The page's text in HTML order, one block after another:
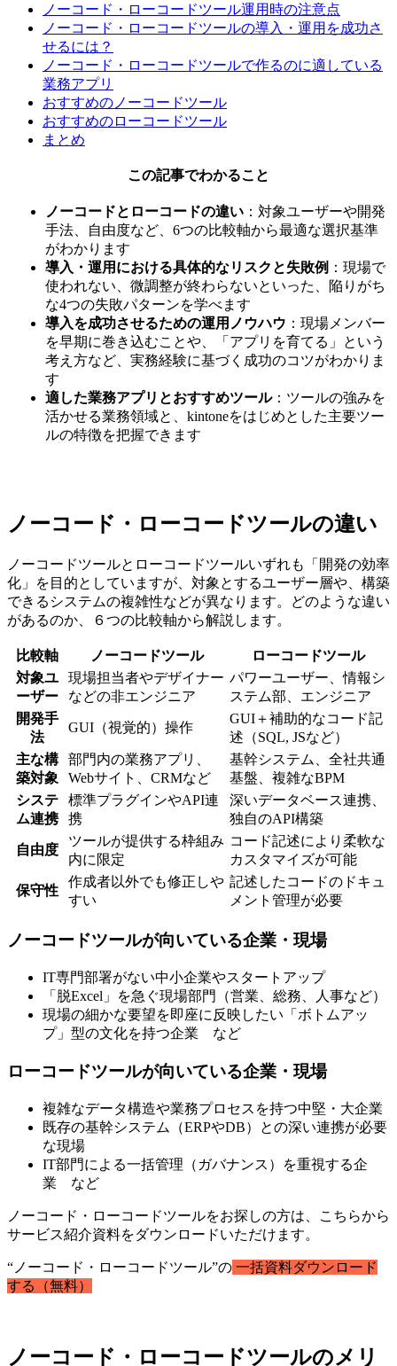
ノーコード・ローコードツール運用時の注意点
ノーコード・ローコードツールの導入・運用を成功さ
せるには？
ノーコード・ローコードツールで作るのに適している
業務アプリ
おすすめのノーコードツール
おすすめのローコードツール
まとめ
この記事でわかること
ノーコードとローコードの違い ：対象ユーザーや開発
手法、自由度など、6つの比較軸から最適な選択基準
がわかります
導入・運用における具体的なリスクと失敗例 ：現場で
使われない、微調整が終わらないといった、陥りがち
な4つの失敗パターンを学べます
導入を成功させるための運用ノウハウ ：現場メンバー
を早期に巻き込むことや、「アプリを育てる」という
考え方など、実務経験に基づく成功のコツがわかりま
す
適した業務アプリとおすすめツール：ツールの強みを
活かせる業務領域と、kintoneをはじめとした主要ツー
ルの特徴を把握できます
ノーコード・ローコードツールの違い
ノーコードツールとローコードツールいずれも「開発の効率
化」を目的としていますが、対象とするユーザー層や、構築
できるシステムの複雑性などが異なります。どのような違い
があるのか、６つの比較軸から解説します。
比較軸 ノーコードツール
ローコードツール
対象ユ
ーザー
現場担当者やデザイナー
などの非エンジニア
パワーユーザー、情報シ
ステム部、エンジニア
開発手
法
GUI（視覚的）操作
GUI＋補助的なコード記
述（SQL, JSなど）
主な構
築対象
部門内の業務アプリ、
Webサイト、CRMなど
基幹システム、全社共通
基盤、複雑なBPM
システ
ム連携
標準プラグインやAPI連
携
深いデータベース連携、
独自のAPI構築
自由度
ツールが提供する枠組み
内に限定
コード記述により柔軟な
カスタマイズが可能
保守性
作成者以外でも修正しや
すい
記述したコードのドキュ
メント管理が必要
ノーコードツールが向いている企業・現場
IT専門部署がない中小企業やスタートアップ
「脱Excel」を急ぐ現場部門（営業、総務、人事など）
現場の細かな要望を即座に反映したい「ボトムアッ
プ」型の文化を持つ企業 など
ローコードツールが向いている企業・現場
複雑なデータ構造や業務プロセスを持つ中堅・大企業
既存の基幹システム（ERPやDB）との深い連携が必要
な現場
IT部門による一括管理（ガバナンス）を重視する企
業 など
ノーコード・ローコードツールをお探しの方は、こちらから
サービス紹介資料をダウンロードいただけます。
“ノーコード・ローコードツール”の 一括資料ダウンロード
する（無料）
ノーコード・ローコードツールのメリ